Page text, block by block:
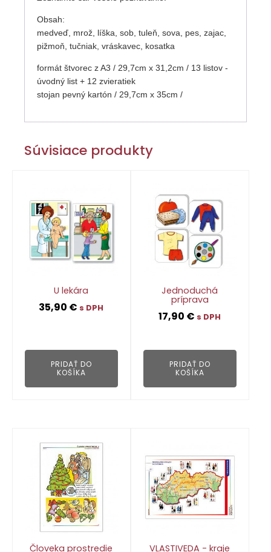
Obsah:
medveď, mrož, líška, sob, tuleň, sova, pes, zajac,
pižmoň, tučniak, vráskavec, kosatka
formát štvorec z A3 / 29,7cm x 31,2cm / 13 listov -
úvodný list + 12 zvieratiek
stojan pevný kartón / 29,7cm x 35cm /
Súvisiace produkty
U lekára
35,90 € s DPH
PRIDAŤ DO
KOŠÍKA
Jednoduchá
príprava
17,90 € s DPH
PRIDAŤ DO
KOŠÍKA
Človeka prostredie VLASTIVEDA - kraje